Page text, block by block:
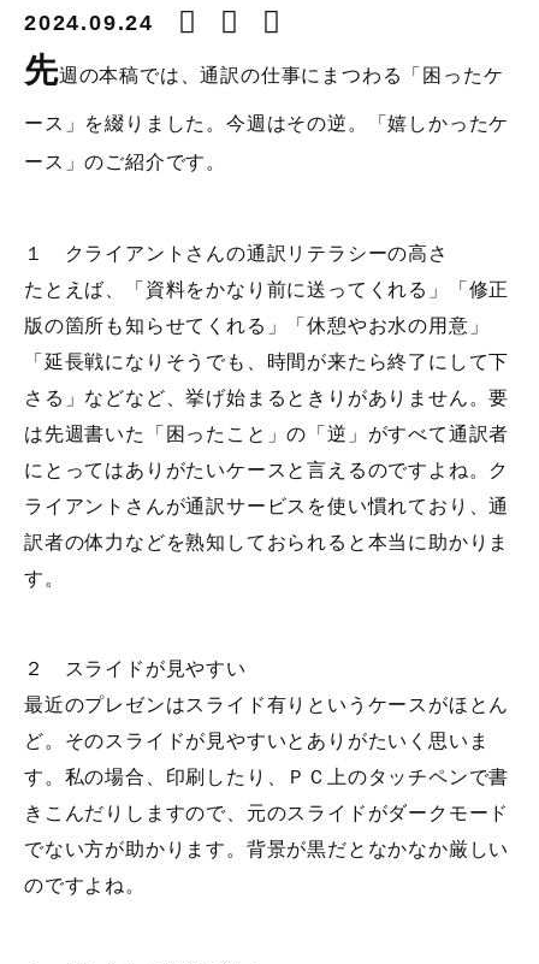
2024.09.24
先週の本稿では、通訳の仕事にまつわる「困ったケ
ース」を綴りました。今週はその逆。「嬉しかったケ
ース」のご紹介です。
１ クライアントさんの通訳リテラシーの高さ
たとえば、「資料をかなり前に送ってくれる」「修正
版の箇所も知らせてくれる」「休憩やお水の用意」
「延長戦になりそうでも、時間が来たら終了にして下
さる」などなど、挙げ始まるときりがありません。要
は先週書いた「困ったこと」の「逆」がすべて通訳者
にとってはありがたいケースと言えるのですよね。ク
ライアントさんが通訳サービスを使い慣れており、通
訳者の体力などを熟知しておられると本当に助かりま
す。
２ スライドが見やすい
最近のプレゼンはスライド有りというケースがほとん
ど。そのスライドが見やすいとありがたいく思いま
す。私の場合、印刷したり、ＰＣ上のタッチペンで書
きこんだりしますので、元のスライドがダークモード
でない方が助かります。背景が黒だとなかなか厳しい
のですよね。